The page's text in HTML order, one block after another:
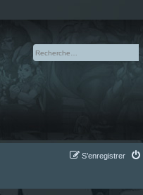
S’enregistrer